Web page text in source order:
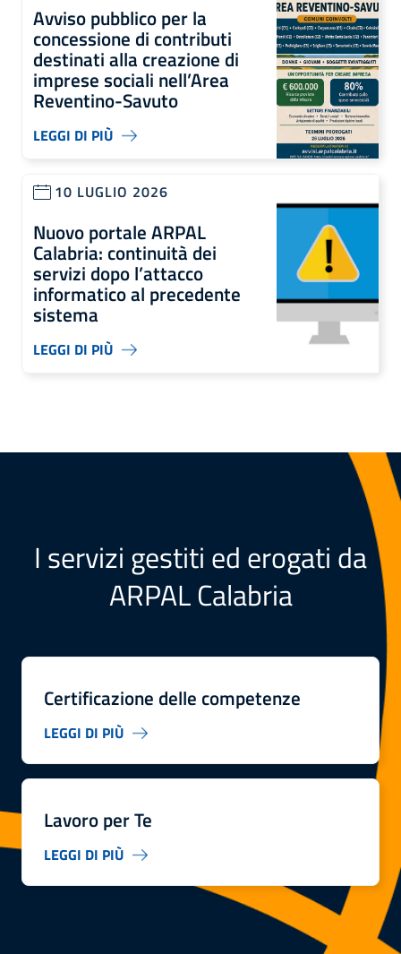
Avviso pubblico per la
concessione di contributi
destinati alla creazione di
imprese sociali nell’Area
Reventino-Savuto
LEGGI DI PIÙ
10 LUGLIO 2026
Nuovo portale ARPAL
Calabria: continuità dei
servizi dopo l’attacco
informatico al precedente
sistema
LEGGI DI PIÙ
I servizi gestiti ed erogati da
ARPAL Calabria
Certificazione delle competenze
LEGGI DI PIÙ
Lavoro per Te
LEGGI DI PIÙ